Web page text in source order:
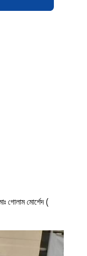
গোলাম মোর্শেদ (